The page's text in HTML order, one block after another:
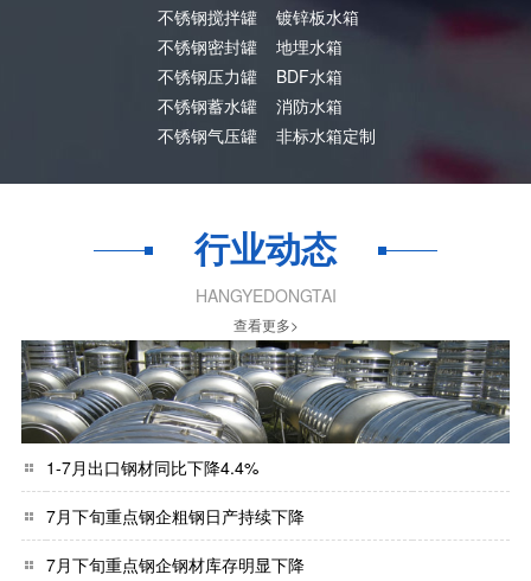
不锈钢搅拌罐
不锈钢密封罐
不锈钢压力罐
不锈钢蓄水罐
不锈钢气压罐
镀锌板水箱
地埋水箱
BDF水箱
消防水箱
非标水箱定制
行业动态
HANGYEDONGTAI
查看更多>
1-7月出口钢材同比下降4.4%
7月下旬重点钢企粗钢日产持续下降
7月下旬重点钢企钢材库存明显下降